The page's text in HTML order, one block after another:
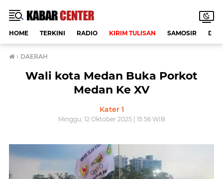
HOME TERKINI RADIO KIRIM TULISAN SAMOSIR
› DAERAH
Wali kota Medan Buka Porkot
Medan Ke XV
Kater 1
Minggu, 12 Oktober 2025 | 15:56 WIB